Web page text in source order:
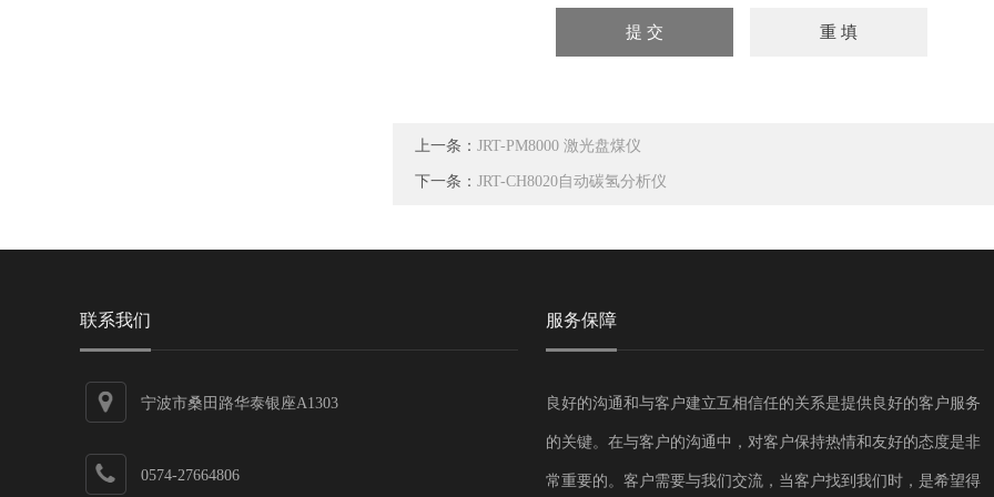
上一条： JRT-PM8000 激光盘煤仪
下一条： JRT-CH8020自动碳氢分析仪
联系我们
宁波市桑田路华泰银座A1303
0574-27664806
服务保障
良好的沟通和与客户建立互相信任的关系是提供良好的客户服务
的关键。在与客户的沟通中，对客户保持热情和友好的态度是非
常重要的。客户需要与我们交流，当客户找到我们时，是希望得